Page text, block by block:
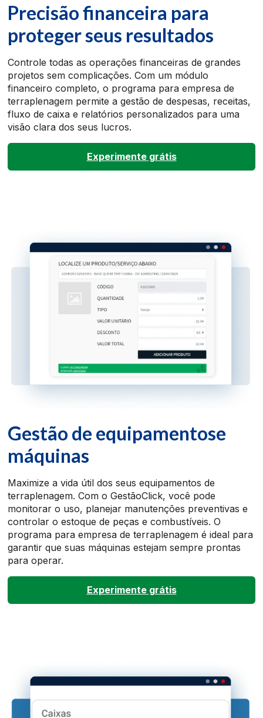
Precisão financeira para
proteger seus resultados
Controle todas as operações financeiras de grandes
projetos sem complicações. Com um módulo
financeiro completo, o programa para empresa de
terraplenagem permite a gestão de despesas, receitas,
fluxo de caixa e relatórios personalizados para uma
visão clara dos seus lucros.
Experimente grátis
Gestão de equipamentose
máquinas
Maximize a vida útil dos seus equipamentos de
terraplenagem. Com o GestãoClick, você pode
monitorar o uso, planejar manutenções preventivas e
controlar o estoque de peças e combustíveis. O
programa para empresa de terraplenagem é ideal para
garantir que suas máquinas estejam sempre prontas
para operar.
Experimente grátis